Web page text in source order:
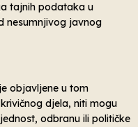
tajnih podataka u
nesumnjivog javnog
objavljene u tom
djela, niti mogu
odbranu ili političke